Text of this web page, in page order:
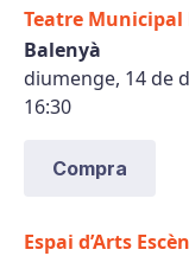
Teatre Municipal
Balenyà
diumenge, 14 de
16:30
Compra
Espai d’Arts